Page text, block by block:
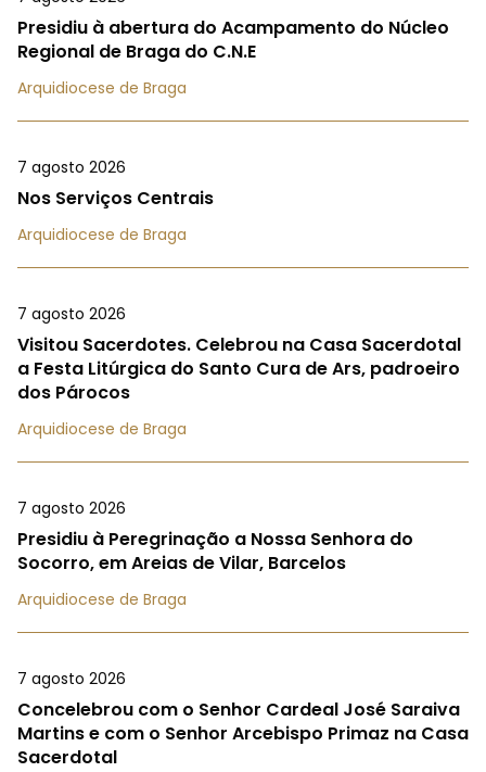
Presidiu à abertura do Acampamento do Núcleo
Regional de Braga do C.N.E
Arquidiocese de Braga
7 agosto 2026
Nos Serviços Centrais
Arquidiocese de Braga
7 agosto 2026
Visitou Sacerdotes. Celebrou na Casa Sacerdotal
a Festa Litúrgica do Santo Cura de Ars, padroeiro
dos Párocos
Arquidiocese de Braga
7 agosto 2026
Presidiu à Peregrinação a Nossa Senhora do
Socorro, em Areias de Vilar, Barcelos
Arquidiocese de Braga
7 agosto 2026
Concelebrou com o Senhor Cardeal José Saraiva
Martins e com o Senhor Arcebispo Primaz na Casa
Sacerdotal